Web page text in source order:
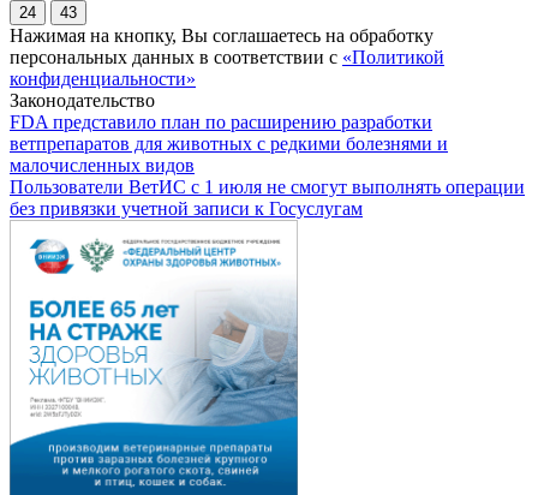
24 43
Нажимая на кнопку, Вы соглашаетесь на обработку
персональных данных в соответствии с «Политикой
конфиденциальности»
Законодательство
FDA представило план по расширению разработки
ветпрепаратов для животных с редкими болезнями и
малочисленных видов
Пользователи ВетИС с 1 июля не смогут выполнять операции
без привязки учетной записи к Госуслугам